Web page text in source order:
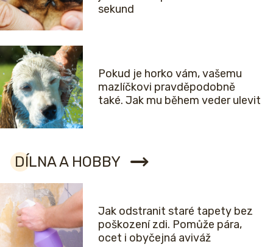
sekund
Pokud je horko vám, vašemu
mazlíčkovi pravděpodobně
také. Jak mu během veder ulevit
DÍLNA A HOBBY
Jak odstranit staré tapety bez
poškození zdi. Pomůže pára,
ocet i obyčejná aviváž